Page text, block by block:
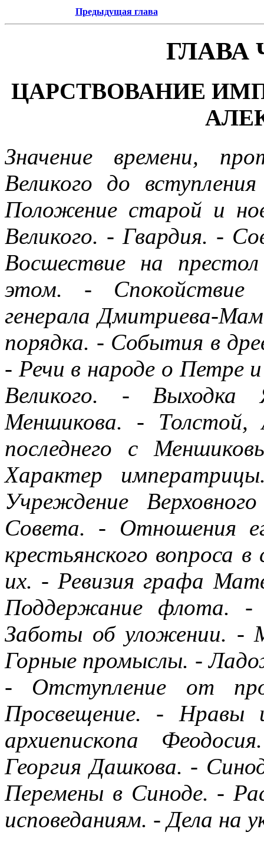
Предыдущая глава
ГЛАВА
ЦАРСТВОВАНИЕ
Значение времени,
Великого до
Положение старой и
Великого. - Гвардия. -
Восшествие на
этом. - Спокойствие
генерала Дмитриева-
порядка. - События в
- Речи в народе о Петре
Великого. - Выходка
Меншикова. - Толстой,
последнего с
Характер
Учреждение
Совета. - Отношения
крестьянского вопроса
их. - Ревизия графа
Поддержание флота. -
Заботы об уложении. -
Горные промыслы. -
- Отступление от
Просвещение. -
архиепископа
Георгия Дашкова. -
Перемены в Синоде. -
исповеданиям. - Дела на